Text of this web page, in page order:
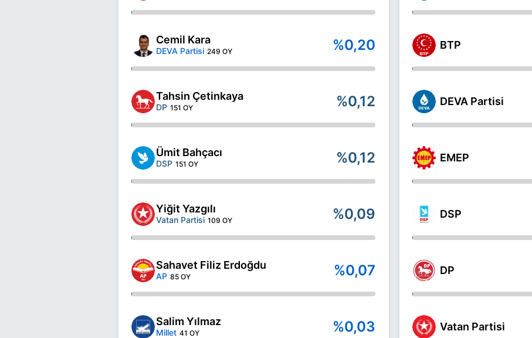
Cemil Kara
DEVA Partisi 249 OY %0,20
Tahsin Çetinkaya
DP 151 OY %0,12
Ümit Bahçacı
DSP 151 OY %0,12
Yiğit Yazgılı
Vatan Partisi 109 OY %0,09
Sahavet Filiz Erdoğdu
AP 85 OY %0,07
Salim Yılmaz
Millet 41 OY %0,03
BTP
DEVA Partisi
EMEP
DSP
DP
Vatan Partisi